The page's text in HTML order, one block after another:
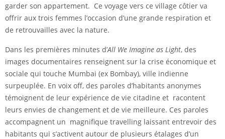
garder son appartement. Ce voyage vers ce village côtier va
offrir aux trois femmes l’occasion d’une grande respiration et
de retrouvailles avec la nature.
Dans les premières minutes d’All We Imagine as Light, des
images documentaires renseignent sur la crise économique et
sociale qui touche Mumbai (ex Bombay), ville indienne
surpeuplée. En voix off, des paroles d’habitants anonymes
témoignent de leur expérience de vie citadine et racontent
leurs envies de changement et de vie meilleure. Ces paroles
accompagnent un magnifique travelling laissant entrevoir des
habitants qui s’activent autour de plusieurs étalages d’un